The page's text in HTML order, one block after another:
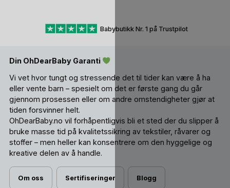
Babybutikk Nr. 1 på Trustpilot
Din OhDearBaby Garanti
Vi vet hvor tungt og stressende det til tider kan være å ha
eller vente barn – spesielt om det er første gang du går
gjennom prosessen eller om andre omstendigheter gjør at
tiden forsvinner helt.
OhDearBaby.no vil forhåpentligvis bli et sted der du slipper å
bruke masse tid på kvalitetssikring av tekstiler, råvarer og
stoffer – men heller kan konsentrere om den hyggelige og
kreative delen av å handle.
Om oss Sertifiseringer Blogg